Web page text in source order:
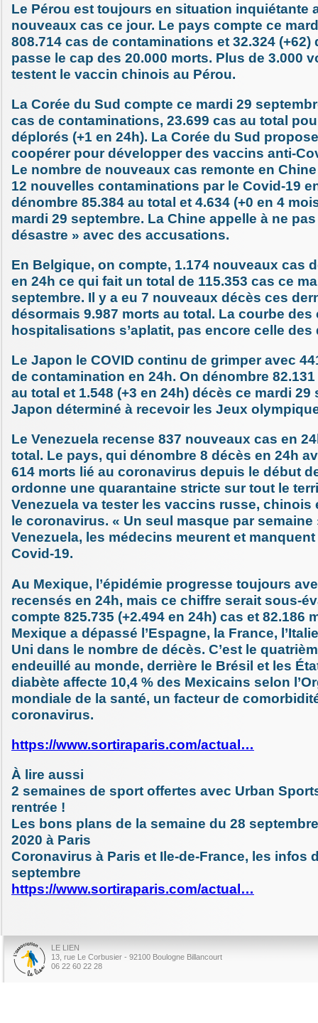
Le Pérou est toujours en situation inquiétante
nouveaux cas ce jour. Le pays compte ce
808.714 cas de contaminations et 32.324 (+62)
passe le cap des 20.000 morts. Plus de 3.000
testent le vaccin chinois au Pérou.
La Corée du Sud compte ce mardi 29
cas de contaminations, 23.699 cas au total
déplorés (+1 en 24h). La Corée du Sud
coopérer pour développer des vaccins anti-
Le nombre de nouveaux cas remonte en
12 nouvelles contaminations par le Covid-19
dénombre 85.384 au total et 4.634 (+0 en 4
mardi 29 septembre. La Chine appelle à ne
désastre » avec des accusations.
En Belgique, on compte, 1.174 nouveaux cas
en 24h ce qui fait un total de 115.353 cas ce
septembre. Il y a eu 7 nouveaux décès ces
désormais 9.987 morts au total. La courbe des
hospitalisations s’aplatit, pas encore celle des
Le Japon le COVID continu de grimper avec
de contamination en 24h. On dénombre
au total et 1.548 (+3 en 24h) décès ce mardi 29
Japon déterminé à recevoir les Jeux
Le Venezuela recense 837 nouveaux cas en
total. Le pays, qui dénombre 8 décès en 24h
614 morts lié au coronavirus depuis le début
ordonne une quarantaine stricte sur tout le
Venezuela va tester les vaccins russe, chinois
le coronavirus. « Un seul masque par semaine
Venezuela, les médecins meurent et
Covid-19.
Au Mexique, l’épidémie progresse toujours
recensés en 24h, mais ce chiffre serait sous-
compte 825.735 (+2.494 en 24h) cas et 82.186
Mexique a dépassé l’Espagne, la France,
Uni dans le nombre de décès. C’est le
endeuillé au monde, derrière le Brésil et les
diabète affecte 10,4 % des Mexicains selon
mondiale de la santé, un facteur de
coronavirus.
https://www.sortiraparis.com/actual…
À lire aussi
2 semaines de sport offertes avec Urban
rentrée !
Les bons plans de la semaine du 28
2020 à Paris
Coronavirus à Paris et Ile-de-France, les infos
septembre
https://www.sortiraparis.com/actual…
LE LIEN
13, rue Le Corbusier - 92100 Boulogne Billancourt
06 22 60 22 28